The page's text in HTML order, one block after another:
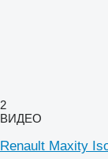
2
ВИДЕО
Renault Maxity